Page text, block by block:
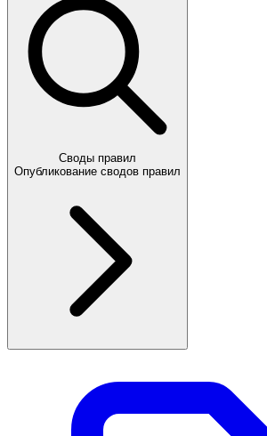
Своды правил
Опубликование сводов правил